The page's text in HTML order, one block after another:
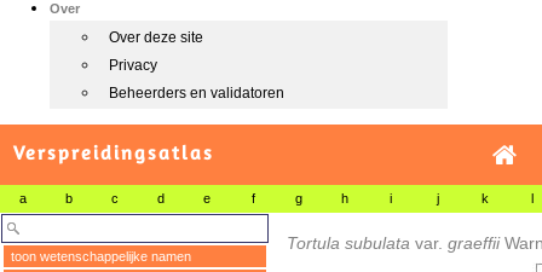
Over
Over deze site
Privacy
Beheerders en validatoren
Verspreidingsatlas
a b c d e f g h i j k l
toon wetenschappelijke namen
Tortula subulata var. graeffii